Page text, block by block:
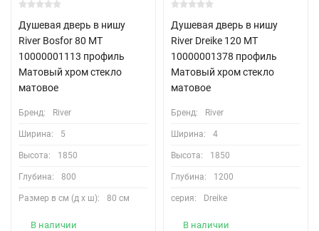
Душевая дверь в нишу
River Bosfor 80 МТ
10000001113 профиль
Матовый хром стекло
матовое
Бренд: River
Ширина: 5
Высота: 1850
Глубина: 800
Размер в см (д х ш): 80 см
В наличии
Душевая дверь в нишу
River Dreike 120 МТ
10000001378 профиль
Матовый хром стекло
матовое
Бренд: River
Ширина: 4
Высота: 1850
Глубина: 1200
серия: Dreike
В наличии